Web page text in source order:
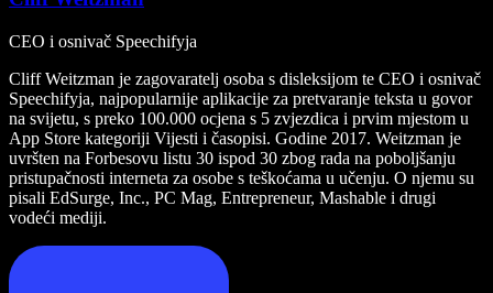
CEO i osnivač Speechifyja
Cliff Weitzman je zagovaratelj osoba s disleksijom te CEO i osnivač
Speechifyja, najpopularnije aplikacije za pretvaranje teksta u govor
na svijetu, s preko 100.000 ocjena s 5 zvjezdica i prvim mjestom u
App Store kategoriji Vijesti i časopisi. Godine 2017. Weitzman je
uvršten na Forbesovu listu 30 ispod 30 zbog rada na poboljšanju
pristupačnosti interneta za osobe s teškoćama u učenju. O njemu su
pisali EdSurge, Inc., PC Mag, Entrepreneur, Mashable i drugi
vodeći mediji.